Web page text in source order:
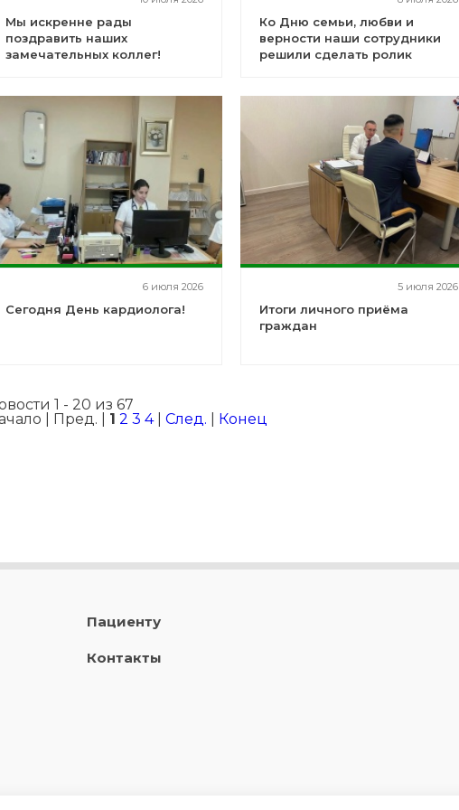
Мы искренне рады
поздравить наших
замечательных коллег!
Ко Дню семьи, любви и
верности наши сотрудники
решили сделать ролик
6 июля 2026
Сегодня День кардиолога!
5 июля 2026
Итоги личного приёма
граждан
1 - 20 из 67
| Пред. | 1 2 3 4| След. Конец
Пациенту
Контакты